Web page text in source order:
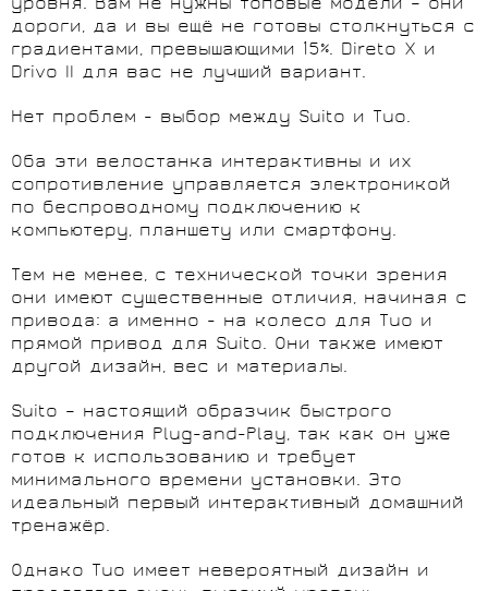
уровня. Вам не нужны топовые модели – они
дороги, да и вы ещё не готовы столкнуться с
градиентами, превышающими 15%. Direto X и
Drivo II для вас не лучший вариант.
Нет проблем - выбор между Suito и Tuo.
Оба эти велостанка интерактивны и их
сопротивление управляется электроникой
по беспроводному подключению к
компьютеру, планшету или смартфону.
Тем не менее, с технической точки зрения
они имеют существенные отличия, начиная с
привода: а именно - на колесо для Tuo и
прямой привод для Suito. Они также имеют
другой дизайн, вес и материалы.
Suito – настоящий образчик быстрого
подключения Plug-and-Play, так как он уже
готов к использованию и требует
минимального времени установки. Это
идеальный первый интерактивный домашний
тренажёр.
Однако Tuo имеет невероятный дизайн и